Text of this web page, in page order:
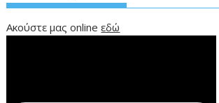
Ακούστε μας onlineεδώ